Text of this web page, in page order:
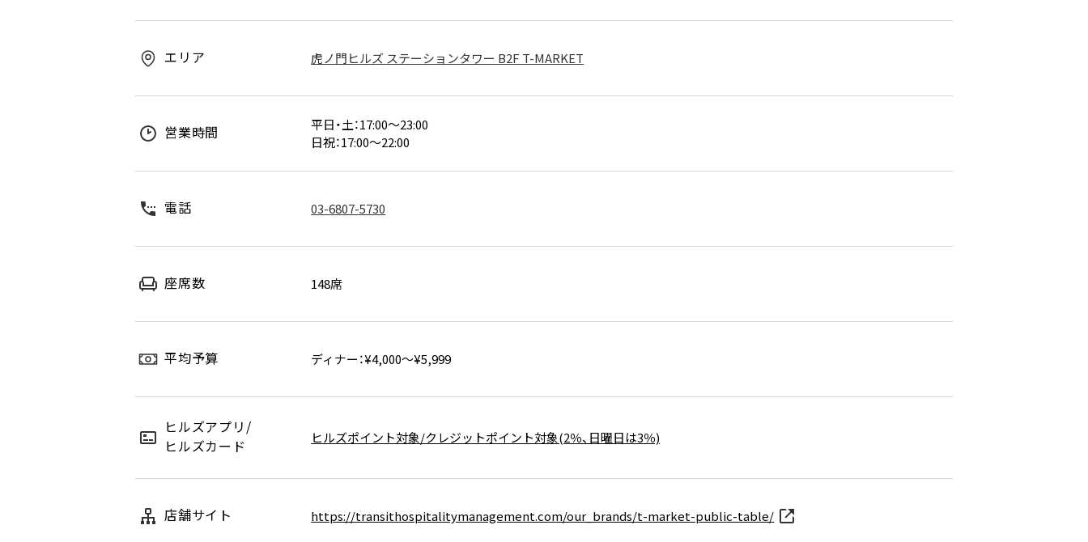
エリア 虎ノ門ヒルズ ステーションタワー B2F T-MARKET
営業時間
平日・土：17:00～23:00
日祝：17:00～22:00
電話 03-6807-5730
座席数 148席
平均予算 ディナー：¥4,000～¥5,999
ヒルズアプリ/
ヒルズカード
ヒルズポイント対象/クレジットポイント対象(2％、日曜日は3％)
店舗サイト https://transithospitalitymanagement.com/our_brands/t-market-public-table/